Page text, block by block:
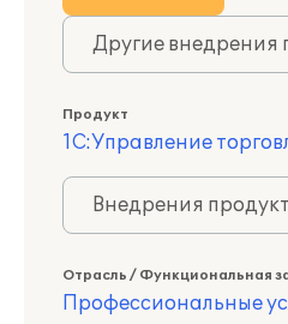
Другие внедрения
Продукт
1С:Управление
Внедрения
Отрасль / Функциональная
Профессиональные